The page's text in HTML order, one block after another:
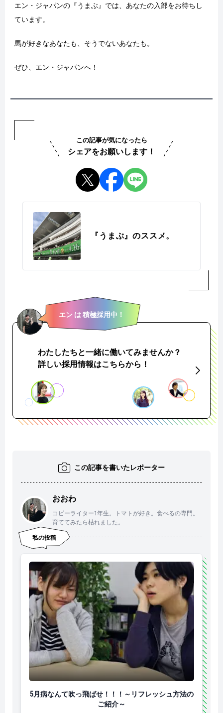
エン・ジャパンの『うまぶ』では、あなたの入部をお待ちし
ています。
馬が好きなあなたも、そうでないあなたも。
ぜひ、エン・ジャパンへ！
この記事が気になったら
シェアをお願いします！
『うまぶ』のススメ。
エン は 積極採用中！
わたしたちと一緒に働いてみませんか？
詳しい採用情報はこちらから！
この記事を書いたレポーター
おおわ
コピーライター1年生。トマトが好き。食べるの専門。
育ててみたら枯れました。
私の投稿
5月病なんて吹っ飛ばせ！！！～リフレッシュ方法の
5月病なんて吹っ飛ばせ！！！～リフレッシュ方法の
ご紹介～